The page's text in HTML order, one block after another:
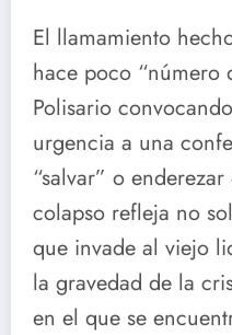
El llamamiento
hace poco “número
Polisario
urgencia a una
“salvar” o
colapso refleja no
que invade al viejo
la gravedad de la
en el que se